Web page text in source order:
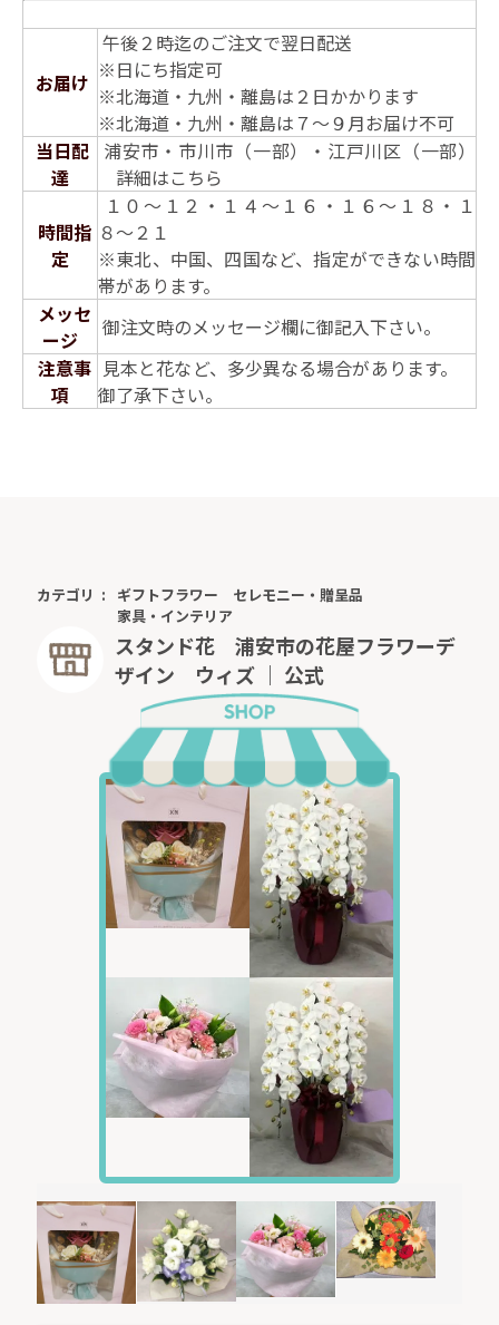
お届け
午後２時迄のご注文で翌日配送
※日にち指定可
※北海道・九州・離島は２日かかります
※北海道・九州・離島は７〜９月お届け不可
当日配
達
浦安市・市川市（一部）・江戸川区（一部）
詳細はこちら
時間指
定
１０〜１２・１４〜１６・１６〜１８・１
８〜２１
※東北、中国、四国など、指定ができない時間
帯があります。
メッセ
ージ
御注文時のメッセージ欄に御記入下さい。
注意事
項
見本と花など、多少異なる場合があります。
御了承下さい。
カテゴリ ギフトフラワー
セレモニー・贈呈品
家具・インテリア
スタンド花 浦安市の花屋フラワーデ
ザイン ウィズ ｜ 公式